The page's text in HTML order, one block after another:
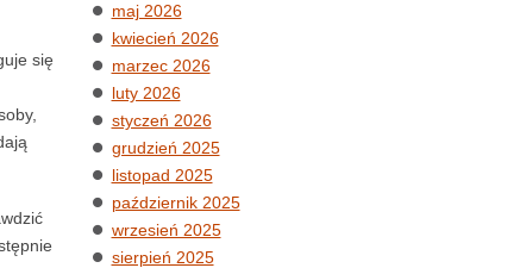
się
maj 2026
kwiecień 2026
marzec 2026
luty 2026
styczeń 2026
grudzień 2025
listopad 2025
październik 2025
wrzesień 2025
sierpień 2025